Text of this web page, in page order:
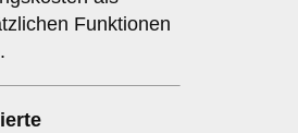
Funktionen